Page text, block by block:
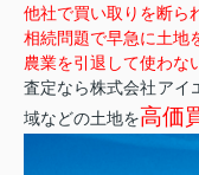
他社で買い取りを断ら
相続問題で早急に土地
農業を引退して使わな
査定なら株式会社アイ
域などの土地を高価